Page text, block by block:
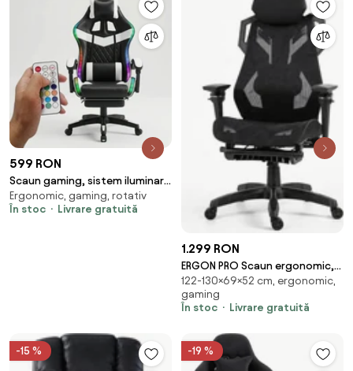
599 RON
Scaun gaming, sistem iluminare
bandă LED RGB, masaj în perna
lombară, suport picioare,
Ergonomic, gaming, rotativ
În stoc
Livrare gratuită
1.299 RON
ERGON PRO Scaun ergonomic,
cotiere 6D, Suport lombar
ajustabil, suport picioare,
Mesh, Negru
122-130×69×52 cm, ergonomic,
gaming
În stoc
Livrare gratuită
-15 % -19 %